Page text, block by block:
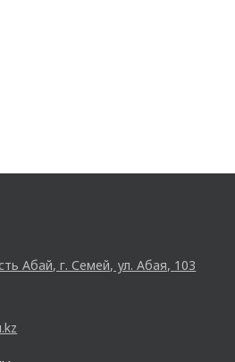
Абай, г. Семей, ул. Абая, 103